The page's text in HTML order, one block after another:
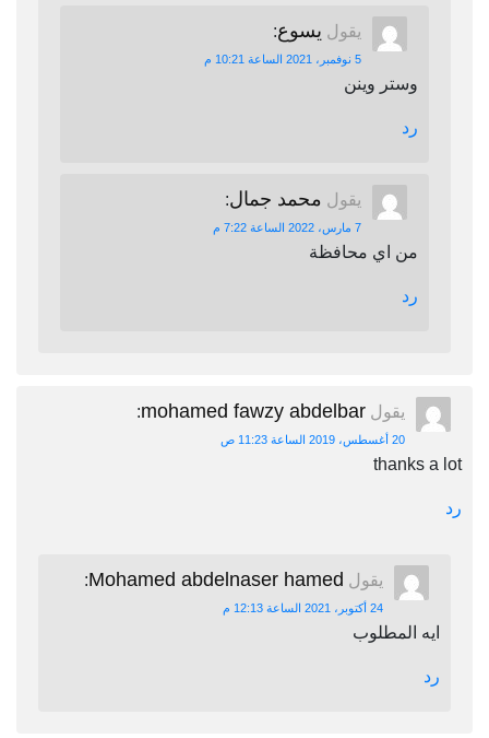
يقول يسوع:
5 نوفمبر، 2021 الساعة 10:21 م
وستر وينن
رد
يقول محمد جمال:
7 مارس، 2022 الساعة 7:22 م
من اي محافظة
رد
يقول mohamed fawzy abdelbar
:
20 أغسطس، 2019 الساعة 11:23 ص
thanks a lot
رد
يقول Mohamed abdelnaser hamed
:
24 أكتوبر، 2021 الساعة 12:13 م
ايه المطلوب
رد